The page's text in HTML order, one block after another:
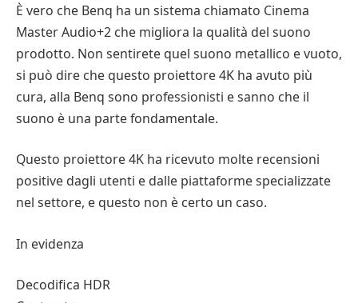
È vero che Benq ha un sistema chiamato Cinema
Master Audio+2 che migliora la qualità del suono
prodotto. Non sentirete quel suono metallico e vuoto,
si può dire che questo proiettore 4K ha avuto più
cura, alla Benq sono professionisti e sanno che il
suono è una parte fondamentale.
Questo proiettore 4K ha ricevuto molte recensioni
positive dagli utenti e dalle piattaforme specializzate
nel settore, e questo non è certo un caso.
In evidenza
Decodifica HDR